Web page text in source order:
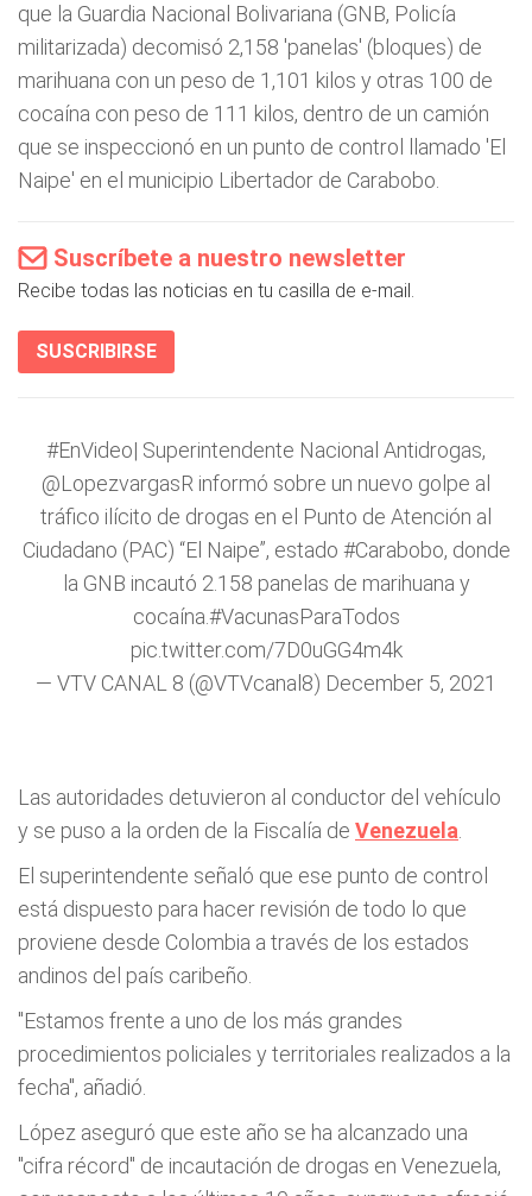
que la Guardia Nacional Bolivariana (GNB, Policía
militarizada) decomisó 2,158 'panelas' (bloques) de
marihuana con un peso de 1,101 kilos y otras 100 de
cocaína con peso de 111 kilos, dentro de un camión
que se inspeccionó en un punto de control llamado 'El
Naipe' en el municipio Libertador de Carabobo.
Suscríbete a nuestro newsletter
Recibe todas las noticias en tu casilla de e-mail.
SUSCRIBIRSE
#EnVideo| Superintendente Nacional Antidrogas,
@LopezvargasR informó sobre un nuevo golpe al
tráfico ilícito de drogas en el Punto de Atención al
Ciudadano (PAC) “El Naipe”, estado #Carabobo, donde
la GNB incautó 2.158 panelas de marihuana y
cocaína.#VacunasParaTodos
pic.twitter.com/7D0uGG4m4k
— VTV CANAL 8 (@VTVcanal8) December 5, 2021
Las autoridades detuvieron al conductor del vehículo
y se puso a la orden de la Fiscalía de Venezuela
El superintendente señaló que ese punto de control
está dispuesto para hacer revisión de todo lo que
proviene desde Colombia a través de los estados
andinos del país caribeño.
"Estamos frente a uno de los más grandes
procedimientos policiales y territoriales realizados a la
fecha", añadió.
López aseguró que este año se ha alcanzado una
"cifra récord" de incautación de drogas en Venezuela,